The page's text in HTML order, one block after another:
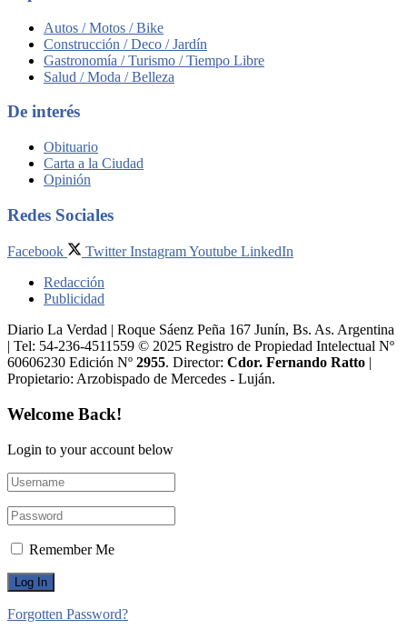
Autos / Motos / Bike
Construcción / Deco / Jardín
Gastronomía / Turismo / Tiempo Libre
Salud / Moda / Belleza
De interés
Obituario
Carta a la Ciudad
Opinión
Redes Sociales
Facebook Twitter InstagramYoutube LinkedIn
Redacción
Publicidad
Diario La Verdad | Roque Sáenz Peña 167 Junín, Bs. As. Argentina
| Tel: 54-236-4511559 © 2025 Registro de Propiedad Intelectual Nº
60606230 Edición Nº 2955. Director:​ Cdor. Fernando Ratto |
Propietario:​ Arzobispado de Mercedes - Luján.
Welcome Back!
Login to your account below
Remember Me
Forgotten Password?